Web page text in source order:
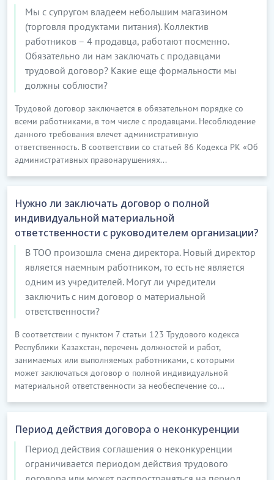
Мы с супругом владеем небольшим магазином
(торговля продуктами питания). Коллектив
работников – 4 продавца, работают посменно.
Обязательно ли нам заключать с продавцами
трудовой договор? Какие еще формальности мы
должны соблюсти?
Трудовой договор заключается в обязательном порядке со
всеми работниками, в том числе с продавцами. Несоблюдение
данного требования влечет административную
ответственность. В соответствии со статьей 86 Кодекса РК «Об
административных правонарушениях...
Нужно ли заключать договор о полной
индивидуальной материальной
ответственности с руководителем организации?
В ТОО произошла смена директора. Новый директор
является наемным работником, то есть не является
одним из учредителей. Могут ли учредители
заключить с ним договор о материальной
ответственности?
В соответствии с пунктом 7 статьи 123 Трудового кодекса
Республики Казахстан, перечень должностей и работ,
занимаемых или выполняемых работниками, с которыми
может заключаться договор о полной индивидуальной
материальной ответственности за необеспечение со...
Период действия договора о неконкуренции
Период действия соглашения о неконкуренции
ограничивается периодом действия трудового